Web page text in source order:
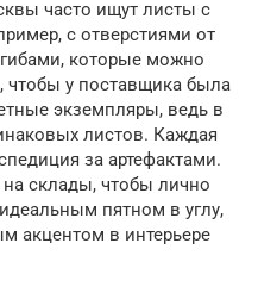
часто ищут листы с
с отверстиями от
которые можно
чтобы у поставщика была
экземпляры, ведь в
листов. Каждая
за артефактами.
склады, чтобы лично
пятном в углу,
акцентом в интерьере